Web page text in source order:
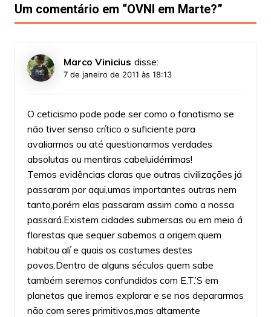
Um comentário em “OVNI em Marte?”
Marco Vinicius disse:
7 de janeiro de 2011 às 18:13
O ceticismo pode pode ser como o fanatismo se
não tiver senso crítico o suficiente para
avaliarmos ou até questionarmos verdades
absolutas ou mentiras cabeluidérrimas!
Temos evidências claras que outras civilizações já
passaram por aqui,umas importantes outras nem
tanto,porém elas passaram assim como a nossa
passará.Existem cidades submersas ou em meio á
florestas que sequer sabemos a origem,quem
habitou alí e quais os costumes destes
povos.Dentro de alguns séculos quem sabe
também seremos confundidos com E.T.’S em
planetas que iremos explorar e se nos depararmos
não com seres primitivos,mas altamente